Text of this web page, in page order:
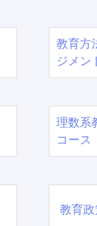
教育方
ジメン
理数系
コース
教育